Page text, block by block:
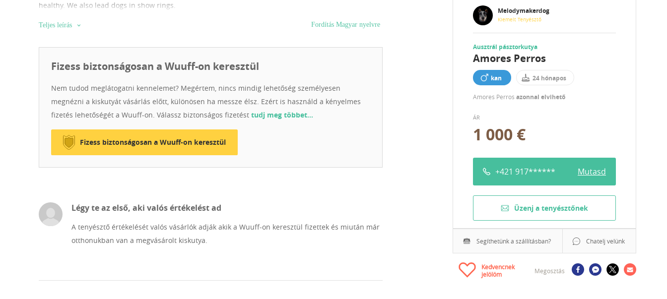
Melodymakerdog
Kiemelt Tenyésztő
Ausztrál pásztorkutya
Amores Perros
kan 24 hónapos
Amores Perros azonnal elvihető
ÁR
1 000 €
+421 917****** Mutasd
Üzenj a tenyésztőnek
Segíthetünk a szállításban? Chatelj velünk
Kedvencnek
jelölöm
Megosztás
healthy. We also lead dogs in show rings.
Teljes leírás Fordítás Magyar nyelvre
Fizess biztonságosan a Wuuff-on keresztül
Nem tudod meglátogatni kennelemet? Megértem, nincs mindig lehetőség személyesen
megnézni a kiskutyát vásárlás előtt, különösen ha messze élsz. Ezért is használd a kényelmes
fizetés lehetőségét a Wuuff-on. Válassz biztonságos fizetést tudj meg többet…
Fizess biztonságosan a Wuuff-on keresztül
Légy te az első, aki valós értékelést ad
A tenyésztő értékelését valós vásárlók adják akik a Wuuff-on keresztül fizettek és miután már
otthonukban van a megvásárolt kiskutya.